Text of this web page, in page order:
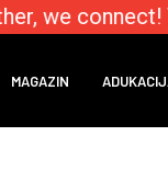
connect!
MAGAZIN